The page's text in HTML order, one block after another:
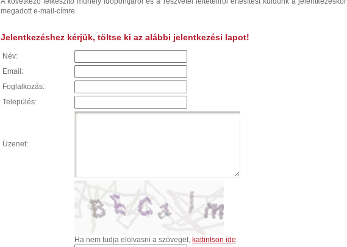
megadott e-mail-címre.
Jelentkezéshez kérjük, töltse ki az alábbi jelentkezési lapot!
Név:
Email:
Foglalkozás:
Település:
Üzenet:
Ha nem tudja elolvasni a szöveget, kattintson ide.